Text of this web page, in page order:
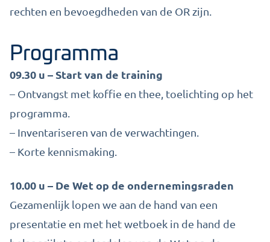
rechten en bevoegdheden van de OR zijn.
Programma
09.30 u – Start van de training
– Ontvangst met koffie en thee, toelichting op het
programma.
– Inventariseren van de verwachtingen.
– Korte kennismaking.
10.00 u – De Wet op de ondernemingsraden
Gezamenlijk lopen we aan de hand van een
presentatie en met het wetboek in de hand de